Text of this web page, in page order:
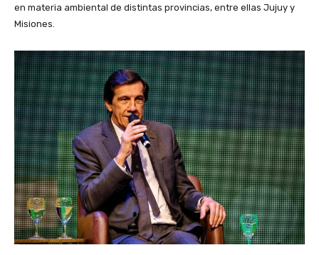
en materia ambiental de distintas provincias, entre ellas Jujuy y
Misiones.